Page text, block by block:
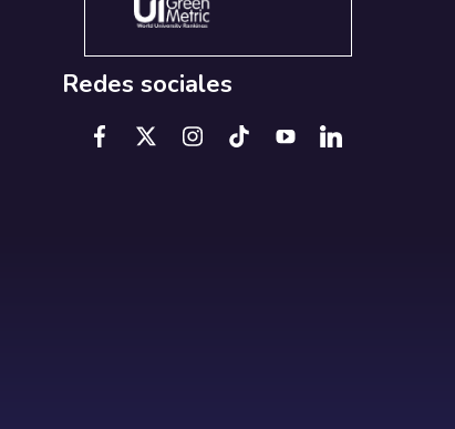
Redes sociales